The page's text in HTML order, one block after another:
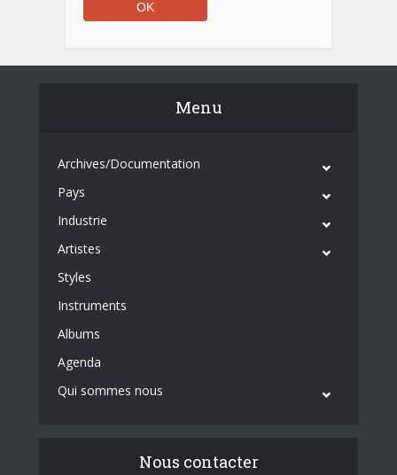
Menu
Archives/Documentation
Pays
Industrie
Artistes
Styles
Instruments
Albums
Agenda
Qui sommes nous
Nous contacter